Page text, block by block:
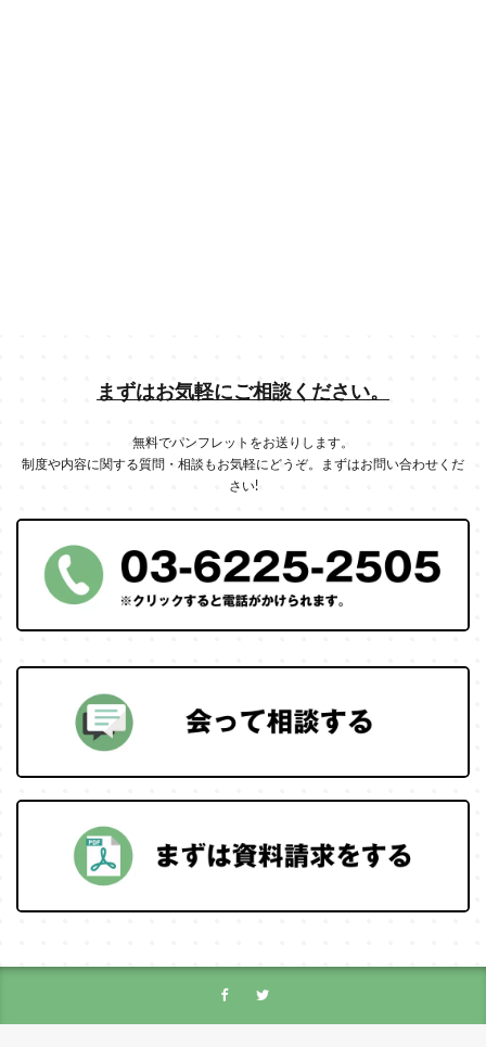
まずはお気軽にご相談ください。
無料でパンフレットをお送りします。
制度や内容に関する質問・相談もお気軽にどうぞ。まずはお問い合わせくだ
さい!